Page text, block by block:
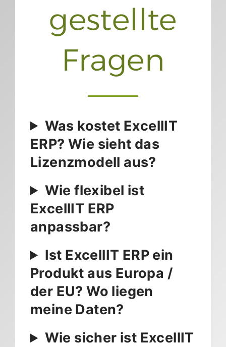
gestellte
Fragen
Was kostet ExcellIT
ERP? Wie sieht das
Lizenzmodell aus?
Wie flexibel ist
ExcellIT ERP
anpassbar?
Ist ExcellIT ERP ein
Produkt aus Europa /
der EU? Wo liegen
meine Daten?
Wie sicher ist ExcellIT